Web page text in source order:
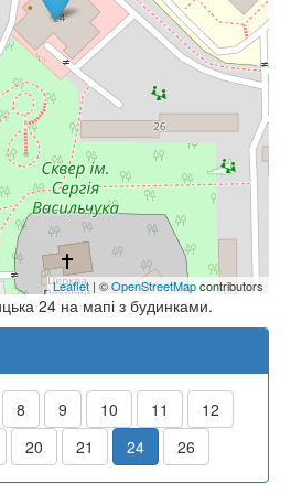
Leaflet | ©OpenStreetMapcontributors
24 на мапі з будинками.
8 9 10 11
12
20 21 24 26